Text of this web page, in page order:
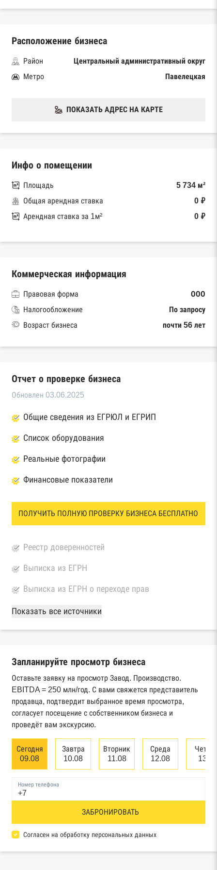
Расположение бизнеса
Район
Центральный административный округ
Метро
Павелецкая
ПОКАЗАТЬ АДРЕС НА КАРТЕ
Инфо о помещении
Площадь
5 734 м²
Общая арендная ставка
0 ₽
Арендная ставка за 1м²
0 ₽
Коммерческая информация
Правовая форма
ООО
Налогообложение
По запросу
Возраст бизнеса
почти 56 лет
Отчет о проверке бизнеса
Обновлен 03.06.2025
Общие сведения из ЕГРЮЛ и ЕГРИП
Список оборудования
Реальные фотографии
Финансовые показатели
ПОЛУЧИТЬ ПОЛНУЮ ПРОВЕРКУ БИЗНЕСА БЕСПЛАТНО
Реестр доверенностей
Выписка из ЕГРН
Выписка из ЕГРН о переходе прав
База Росстата
Реестры ЕГРЮЛ и ЕГРИП Федеральной
Реестр государственных контрактов
Федерального казначейства
Картотека арбитражных дел Высшего
арбитражного суда
Единый федеральный реестр сведений о
банкротстве юридических лиц
Реестр товарных знаков и знаков обслуживания
База исполнительного производства
Показать все источники
Запланируйте просмотр бизнеса
Оставьте заявку на просмотр Завод. Производство.
EBITDA = 250 млн/год. С вами свяжется представитель
продавца, подтвердит выбранное время просмотра,
согласует посещение с собственником бизнеса и
проведёт вам экскурсию.
Сегодня
09.08
Завтра
10.08
Вторник
11.08
Среда
12.08
13.08
Номер телефона
ЗАБРОНИРОВАТЬ
Согласен на обработку персональных данных